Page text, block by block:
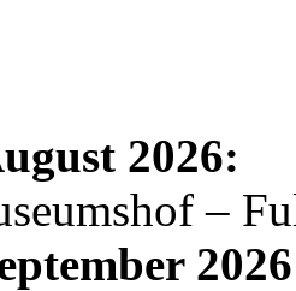
2026:
–